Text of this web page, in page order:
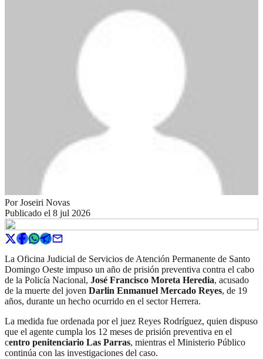
PorJoseiri Novas
Publicado el 8 jul 2026
La Oficina Judicial de Servicios de Atención Permanente de Santo
Domingo Oeste impuso un año de prisión preventiva contra el cabo
de la Policía Nacional, José Francisco Moreta Heredia, acusado
de la muerte del joven Darlin Enmanuel Mercado Reyes, de 19
años, durante un hecho ocurrido en el sector Herrera.
La medida fue ordenada por el juez Reyes Rodríguez, quien dispuso
que el agente cumpla los 12 meses de prisión preventiva en el
centro penitenciario Las Parras, mientras el Ministerio Público
continúa con las investigaciones del caso.